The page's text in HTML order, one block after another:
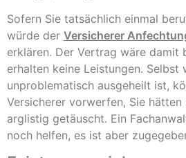
Sofern Sie tatsächlich einmal
würde der Versicherer
erklären. Der Vertrag wäre damit
erhalten keine Leistungen. Selbst
unproblematisch ausgeheilt ist,
Versicherer vorwerfen, Sie hätten
arglistig getäuscht. Ein
noch helfen, es ist aber